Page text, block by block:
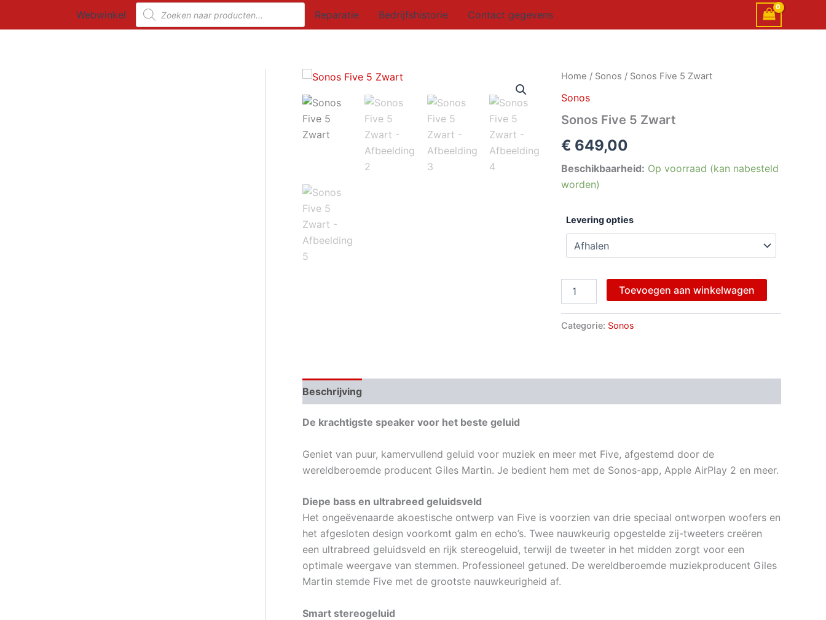
Webwinkel
Producten
zoeken
Reparatie Bedrijfshistorie Contact gegevens
Home / Sonos / Sonos Five 5 Zwart
Sonos
Sonos Five 5 Zwart
€ 649,00
Beschikbaarheid: Op voorraad (kan nabesteld
worden)
Levering opties
Sonos
5
aantal
Toevoegen aan winkelwagen
Categorie: Sonos
Beschrijving
De krachtigste speaker voor het beste geluid
Geniet van puur, kamervullend geluid voor muziek en meer met Five, afgestemd door de
wereldberoemde producent Giles Martin. Je bedient hem met de Sonos-app, Apple AirPlay 2 en meer.
Diepe bass en ultrabreed geluidsveld
Het ongeëvenaarde akoestische ontwerp van Five is voorzien van drie speciaal ontworpen woofers en
het afgesloten design voorkomt galm en echo’s. Twee nauwkeurig opgestelde zij-tweeters creëren
een ultrabreed geluidsveld en rijk stereogeluid, terwijl de tweeter in het midden zorgt voor een
optimale weergave van stemmen. Professioneel getuned. De wereldberoemde muziekproducent Giles
Martin stemde Five met de grootste nauwkeurigheid af.
Smart stereogeluid